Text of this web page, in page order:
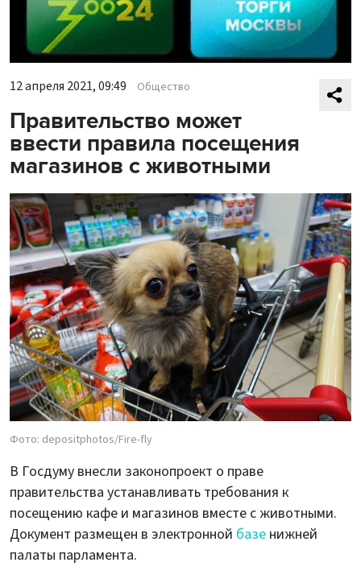
12 апреля 2021, 09:49 Общество
Правительство может
ввести правила посещения
магазинов с животными
Фото: depositphotos/Fire-fly
В Госдуму внесли законопроект о праве
правительства устанавливать требования к
посещению кафе и магазинов вместе с животными.
Документ размещен в электронной базе нижней
палаты парламента.